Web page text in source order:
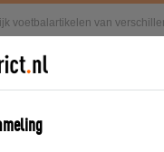
voetbalartikelen van